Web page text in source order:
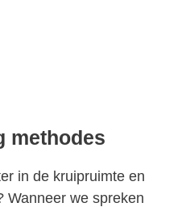
methodes
in de kruipruimte en
Wanneer we spreken